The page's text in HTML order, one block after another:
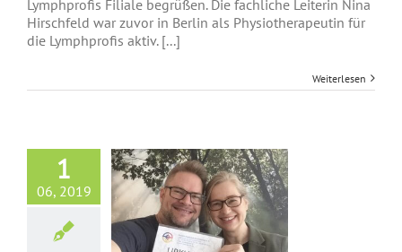
Lymphprofis Filiale begrüßen. Die fachliche Leiterin Nina
Hirschfeld war zuvor in Berlin als Physiotherapeutin für
die Lymphprofis aktiv. [...]
Weiterlesen
1
06, 2019
erste vom
zertifizierte
in